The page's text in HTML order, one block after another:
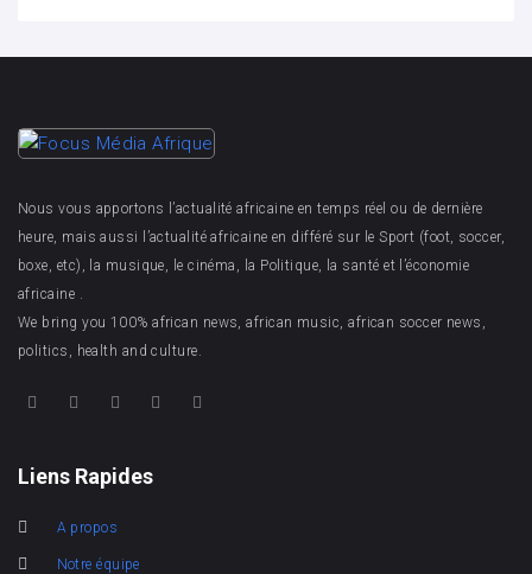
Nous vous apportons l’actualité africaine en temps réel ou de dernière
heure, mais aussi l’actualité africaine en différé sur le Sport (foot, soccer,
boxe, etc), la musique, le cinéma, la Politique, la santé et l’économie
africaine .
We bring you 100% african news, african music, african soccer news,
politics, health and culture.
Liens Rapides
A propos
Notre équipe